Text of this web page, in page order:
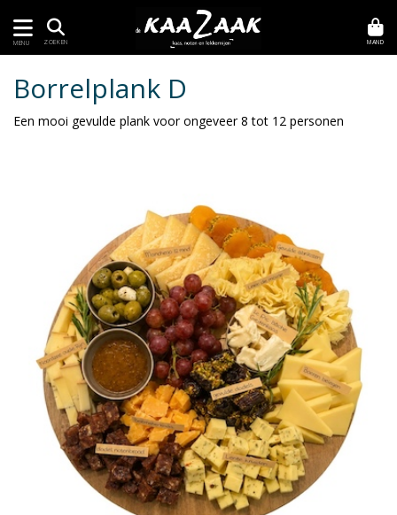
MENU ZOEKEN MAND
Borrelplank D
Een mooi gevulde plank voor ongeveer 8 tot 12 personen